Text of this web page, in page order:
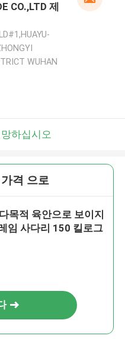
CO.,LTD 제
WUHAN
하십시오
격 으로
목적 육안으로 보이지
임 사다리 150 킬로그